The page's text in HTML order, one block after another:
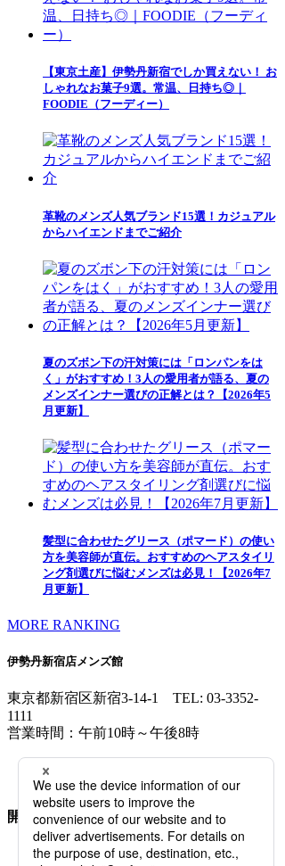
【東京土産】伊勢丹新宿でしか買えない！ お
しゃれなお菓子9選。常温、日持ち◎｜
FOODIE（フーディー）
革靴のメンズ人気ブランド15選！カジュアル
からハイエンドまでご紹介
夏のズボン下の汗対策には「ロンパンをは
く」がおすすめ！3人の愛用者が語る、夏の
メンズインナー選びの正解とは？【2026年5
月更新】
髪型に合わせたグリース（ポマード）の使い
方を美容師が直伝。おすすめのヘアスタイリ
ング剤選びに悩むメンズは必見！【2026年7
月更新】
MORE RANKING
伊勢丹新宿店メンズ館
東京都新宿区新宿3-14-1 TEL: 03-3352-
1111
営業時間：午前10時～午後8時
MAP/ACCESS
FLOOR GUIDE >
開催中のイベント